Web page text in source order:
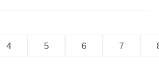
4 5 6 7